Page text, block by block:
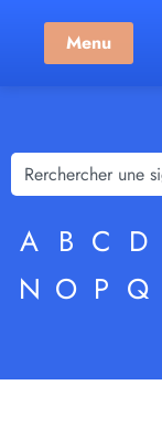
Menu
A B C D
N O P Q